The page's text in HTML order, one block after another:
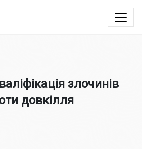
злочинів
довкілля